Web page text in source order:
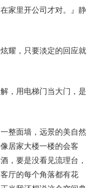
家里开公司才对。』静
耀，只要淡定的回应就
，用电梯门当大门，是
整面墙，远景的美自然
居家大楼一楼的会客
，要是没看见流理台，
厅的每个角落都有花